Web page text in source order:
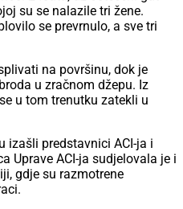
su se nalazile tri žene.
se prevrnulo, a sve tri
na površinu, dok je
u zračnom džepu. Iz
u tom trenutku zatekli u
izašli predstavnici ACI-ja i
Uprave ACI-ja sudjelovala je i
gdje su razmotrene